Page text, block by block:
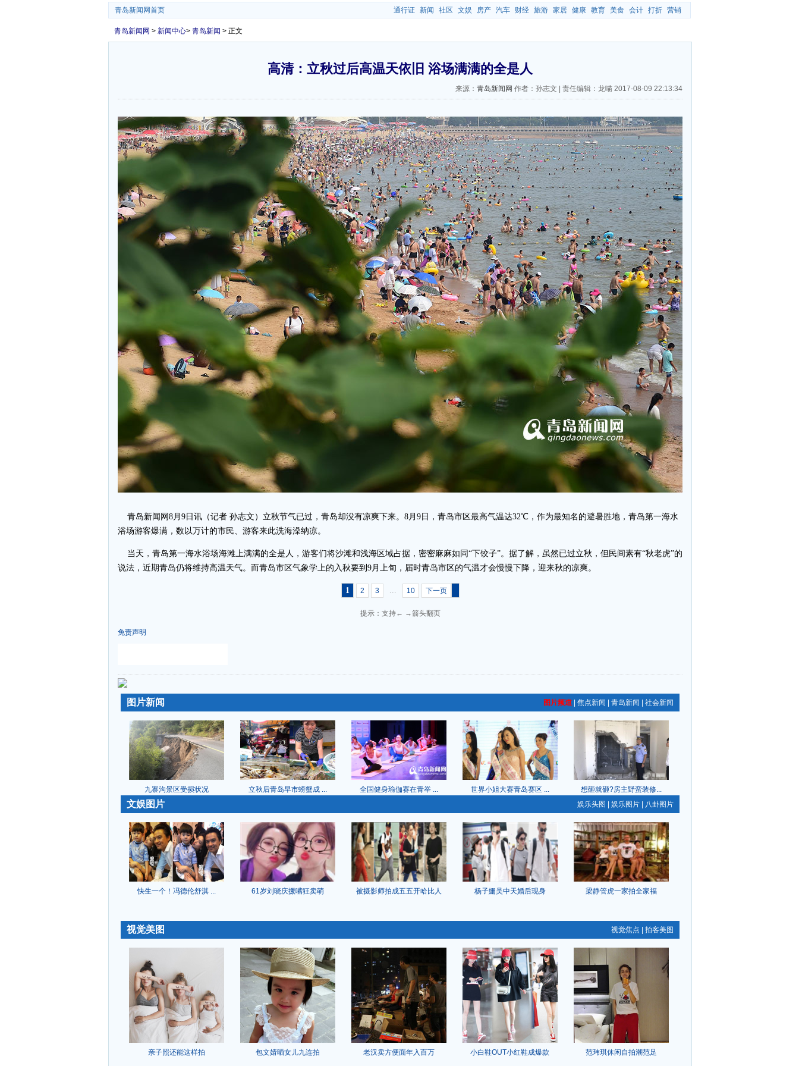
青岛新闻网首页 通行证 新闻 社区 文娱 房产 汽车 财经 旅游 家居 健康 教育 美食 会计 打折 营销
青岛新闻网 > 新闻中心> 青岛新闻 > 正文
高清：立秋过后高温天依旧 浴场满满的全是人
来源： 青岛新闻网 作者：孙志文 责任编辑：龙喵 2017-08-09 22:13:34
青岛新闻网8月9日讯（记者 孙志文）立秋节气已过，青岛却没有凉爽下来。8月9日，青岛市区最高气温达32℃，作为最知名的避暑胜地，青岛第一海水
浴场游客爆满，数以万计的市民、游客来此洗海澡纳凉。
当天，青岛第一海水浴场海滩上满满的全是人，游客们将沙滩和浅海区域占据，密密麻麻如同“下饺子”。据了解，虽然已过立秋，但民间素有“秋老虎”的
说法，近期青岛仍将维持高温天气。而青岛市区气象学上的入秋要到9月上旬，届时青岛市区的气温才会慢慢下降，迎来秋的凉爽。
1 2 3 ... 10 下一页
提示：支持← →箭头翻页
免责声明
-
-
图片频道 焦点新闻 青岛新闻 社会新闻
图片新闻
九寨沟景区受损状况 立秋后青岛早市螃蟹成 ... 全国健身瑜伽赛在青举 ... 世界小姐大赛青岛赛区 ...
想砸就砸?房主野蛮装修...
娱乐头图 娱乐图片 八卦图片
文娱图片
快生一个！冯德伦舒淇 ... 61岁刘晓庆撅嘴狂卖萌 被摄影师拍成五五开哈比人 杨子姗吴中天婚后现身 梁静管虎一家拍全家福
视觉焦点 拍客美图
视觉美图
亲子照还能这样拍 包文婧晒女儿九连拍 老汉卖方便面年入百万 小白鞋OUT小红鞋成爆款
范玮琪休闲自拍潮范足